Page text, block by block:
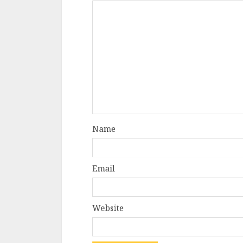
Name
Email
Website